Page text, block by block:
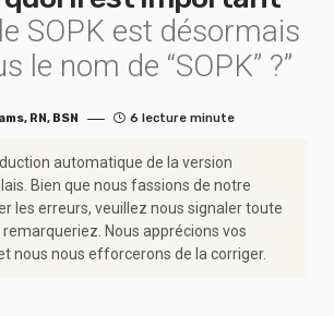
SOPK est désormais
le nom de “SOPK” ?”
RN, BSN 6 lecture minute
automatique de la version
Bien que nous fassions de notre
les erreurs, veuillez nous signaler toute
Nous apprécions vos
nous nous efforcerons de la corriger.